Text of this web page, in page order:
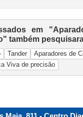
em
também
Tander
Aparadores de
Viva de precisão